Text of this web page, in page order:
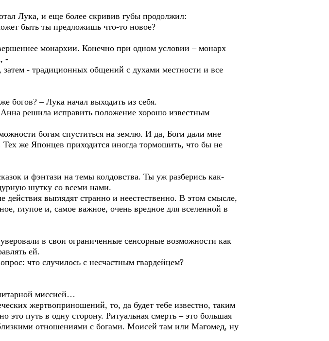
Лука, и еще более скривив губы продолжил:
быть ты предложишь что-то новое?
монархии. Конечно при одном условии – монарх
-
- традиционных общений с духами местности и все
богов? – Лука начал выходить из себя.
решила исправить положение хорошо известным
богам спуститься на землю. И да, Боги дали мне
Тех же Японцев приходится иногда тормошить, что бы не
и фэнтази на темы колдовства. Ты уж разберись как-
шутку со всеми нами.
выглядят странно и неестественно. В этом смысле,
глупое и, самое важное, очень вредное для вселенной в
в свои ограниченные сенсорные возможности как
ей.
что случилось с несчастным гвардейцем?
миссией…
жертвоприношений, то, да будет тебе известно, таким
путь в одну сторону. Ритуальная смерть – это большая
отношениями с богами. Моисей там или Магомед, ну